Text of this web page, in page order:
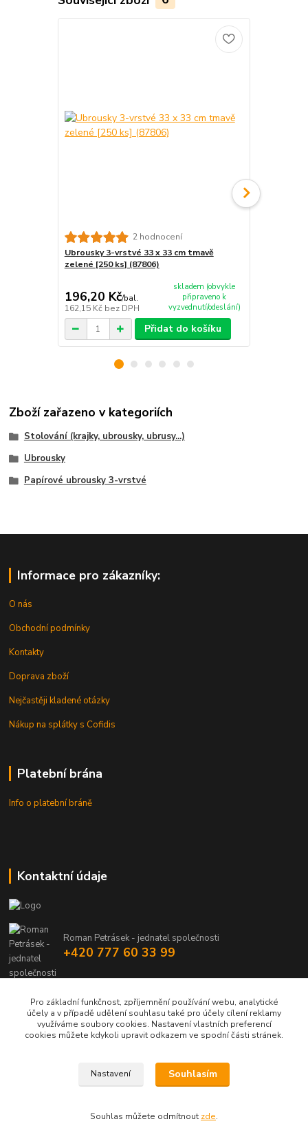
2 hodnocení
Ubrousky 3-vrstvé 33 x 33 cm tmavě
zelené [250 ks] (87806)
196,20 Kč/bal.
162,15 Kč bez DPH
skladem (obvykle
připraveno k
vyzvednutí/odeslání)
Přidat do košíku
Zboží zařazeno v kategoriích
Stolování (krajky, ubrousky, ubrusy...)
Ubrousky
Papírové ubrousky 3-vrstvé
Informace pro zákazníky:
O nás
Obchodní podmínky
Kontakty
Doprava zboží
Nejčastěji kladené otázky
Nákup na splátky s Cofidis
Platební brána
Info o platební bráně
Kontaktní údaje
Roman Petrásek - jednatel společnosti
+420 777 60 33 99
Upravit sběr cookies.
Pro základní funkčnost, zpříjemnění používání webu, analytické
účely a v případě udělení souhlasu také pro účely cílení reklamy
využíváme soubory cookies. Nastavení vlastních preferencí
cookies můžete kdykoli upravit odkazem ve spodní části stránek.
Nastavení Souhlasím
Souhlas můžete odmítnout zde.